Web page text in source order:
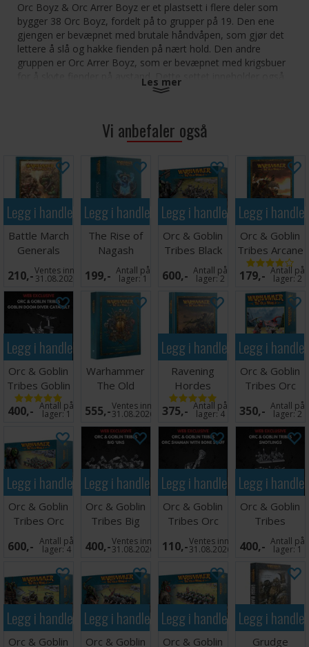
Orc Boyz & Orc Arrer Boyz er et plastsett i flere deler som
bygger 38 Orc Boyz, fordelt på to grupper på 19. Den ene
gjengen er bevæpnet med brutale håndvåpen, som gjør det
lettere å slå og hakke fienden på nært hold. Den andre
gruppen er Orc Arrer Boyz, som er bevæpnet med krigsbuer
for å skyte fiender på avstand. Dette settet inneholder også
Orc Command-oppgraderinger for hver enhet, slik at du kan
Dette settet inneholder 108 plastkomponenter og 40x Citadel
30 mm firkantede baser. Inkluderer også 1x Orc Transfer
Sheet som inneholder 75x høykvalitets vannsklieoverføringer
som du kan bruke til å dekorere modellene dine ytterligere.
Disse miniatyrene leveres umalte og krever montering.
Les mer
Vi anbefaler også
Legg i handlekurven
Battle March
Generals
Companion
210,-Ventes inn
31.08.2026
Legg i handlekurven
The Rise of
Nagash
(Paperback)
199,- Antall på
lager:1
Legg i handlekurven
Orc & Goblin
Tribes Black
Orc Mob
600,- Antall på
lager:2
Legg i
Orc & Goblin
Tribes Arcane
Journal
179,- Antall på
lager:2
Legg i handlekurven
Orc & Goblin
Tribes Goblin
Doom Diver
Ca
400,- Antall på
lager:1
Warhammer
The Old
World
Rulebook
555,-Ventes inn
31.08.2026
Legg i handlekurven
Ravening
Hordes
375,- Antall på
lager:4
Legg i
Orc & Goblin
Tribes Orc
Bosses
350,- Antall på
lager:2
Legg i handlekurven
Orc & Goblin
Tribes Orc
Boyz Mob
600,- Antall på
lager:4
Legg i handlekurven
Orc & Goblin
Tribes Big
Uns
400,-Ventes inn
31.08.2026
Legg i handlekurven
Orc & Goblin
Tribes Orc
Shaman
110,-Ventes inn
31.08.2026
Legg i
Orc & Goblin
Tribes
Snotling
Swarms
400,- Antall på
lager:1
Legg i handlekurven
Orc & Goblin
Legg i handlekurven
Orc & Goblin
Legg i handlekurven
Orc & Goblin
Legg i
Grudge